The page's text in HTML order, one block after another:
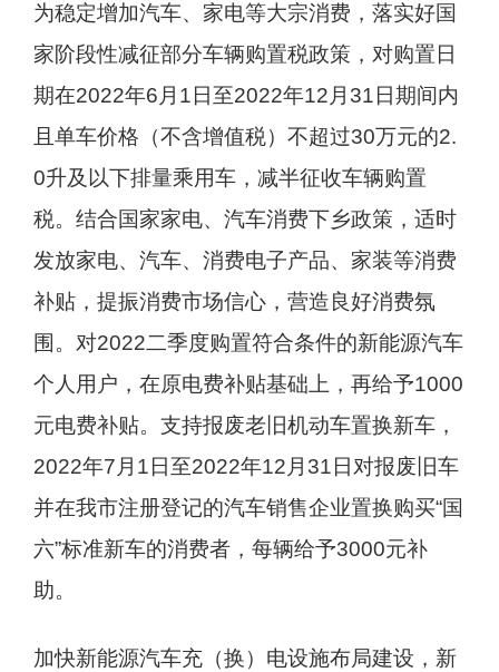
为稳定增加汽车、家电等大宗消费，落实好国
家阶段性减征部分车辆购置税政策，对购置日
期在2022年6月1日至2022年12月31日期间内
且单车价格（不含增值税）不超过30万元的2.
0升及以下排量乘用车，减半征收车辆购置
税。结合国家家电、汽车消费下乡政策，适时
发放家电、汽车、消费电子产品、家装等消费
补贴，提振消费市场信心，营造良好消费氛
围。对2022二季度购置符合条件的新能源汽车
个人用户，在原电费补贴基础上，再给予1000
元电费补贴。支持报废老旧机动车置换新车，
2022年7月1日至2022年12月31日对报废旧车
并在我市注册登记的汽车销售企业置换购买“国
六”标准新车的消费者，每辆给予3000元补
助。
加快新能源汽车充（换）电设施布局建设，新